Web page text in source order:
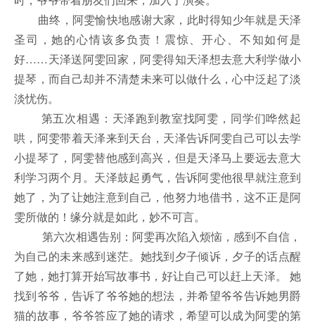
曲终，阿雯愉快地感谢大家，此时得知少年就是天泽
圣司，她的心情该多负责！震惊、开心、不知如何是
好……天泽送阿雯回家，阿雯得知天泽想去意大利学做小
提琴，而自己却并不清楚未来可以做什么，心中泛起了淡
淡忧伤。
第五次相遇：天泽跑到教室找阿雯，同学们哗然起
哄，阿雯带着天泽来到天台，天泽告诉阿雯自己可以去学
小提琴了，阿雯替他感到高兴，但是天泽马上要远去意大
利学习两个月。天泽鼓起勇气，告诉阿雯他很早就注意到
她了，为了让她注意到自己，他努力地借书，这不正是阿
雯所做的！缘分就是如此，妙不可言。
第六次相遇告别：阿雯再次陷入烦恼，感到不自信，
为自己的未来感到迷茫。她找到夕子倾诉，夕子的话点醒
了她，她打算开始写故事书，好让自己可以赶上天泽。 她
找到爷爷，告诉了爷爷她的想法，并希望爷爷告诉她男爵
猫的故事，爷爷答应了她的请求，希望可以成为阿雯的第